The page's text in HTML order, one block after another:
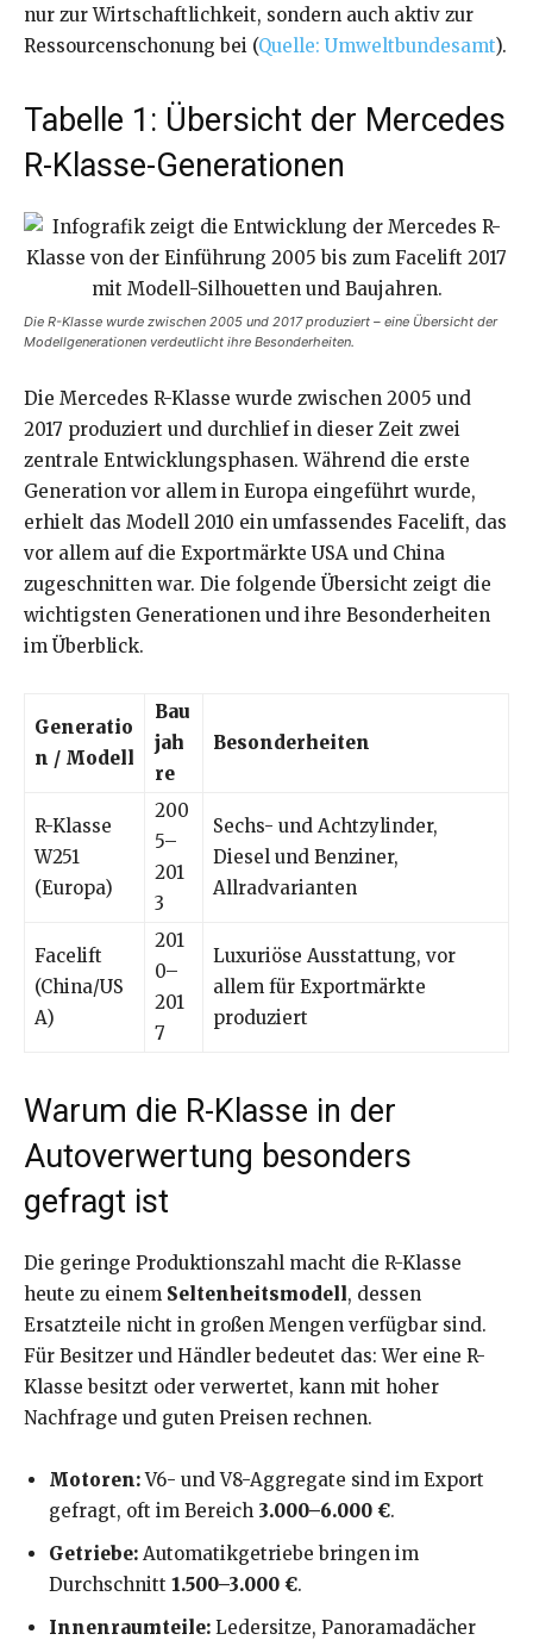
nur zur Wirtschaftlichkeit, sondern auch aktiv zur
Ressourcenschonung bei (Quelle: Umweltbundesamt).
Tabelle 1: Übersicht der Mercedes
R-Klasse-Generationen
Die R-Klasse wurde zwischen 2005 und 2017 produziert – eine Übersicht der
Modellgenerationen verdeutlicht ihre Besonderheiten.
Die Mercedes R-Klasse wurde zwischen 2005 und
2017 produziert und durchlief in dieser Zeit zwei
zentrale Entwicklungsphasen. Während die erste
Generation vor allem in Europa eingeführt wurde,
erhielt das Modell 2010 ein umfassendes Facelift, das
vor allem auf die Exportmärkte USA und China
zugeschnitten war. Die folgende Übersicht zeigt die
wichtigsten Generationen und ihre Besonderheiten
im Überblick.
Generatio
n / Modell
Bau
jah
re
Besonderheiten
R-Klasse
W251
(Europa)
200
5–
201
3
Sechs- und Achtzylinder,
Diesel und Benziner,
Allradvarianten
Facelift
(China/US
A)
201
0–
201
7
Luxuriöse Ausstattung, vor
allem für Exportmärkte
produziert
Warum die R-Klasse in der
Autoverwertung besonders
gefragt ist
Die geringe Produktionszahl macht die R-Klasse
heute zu einem Seltenheitsmodell, dessen
Ersatzteile nicht in großen Mengen verfügbar sind.
Für Besitzer und Händler bedeutet das: Wer eine R-
Klasse besitzt oder verwertet, kann mit hoher
Nachfrage und guten Preisen rechnen.
Motoren:V6- und V8-Aggregate sind im Export
gefragt, oft im Bereich 3.000–6.000 €.
Getriebe: Automatikgetriebe bringen im
Durchschnitt 1.500–3.000 €.
Innenraumteile: Ledersitze, Panoramadächer